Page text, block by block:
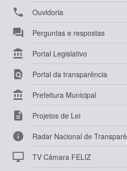
 Ouvidoria
 Perguntas e respostas
 Portal Legislativo
 Portal da transparência
 Prefeitura Municipal
 Projetos de Lei
 Radar Nacional de
 TV Câmara FELIZ